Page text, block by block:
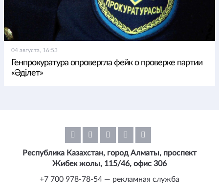
04 августа, 16:53
Генпрокуратура опровергла фейк о проверке партии
«Әділет»
Республика Казахстан, город Алматы, проспект
Жибек жолы, 115/46, офис 306
+7 700 978-78-54 — рекламная служба